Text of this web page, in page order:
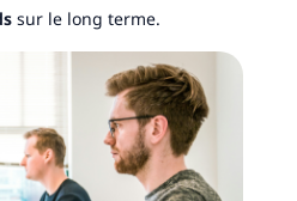
sur le long terme.